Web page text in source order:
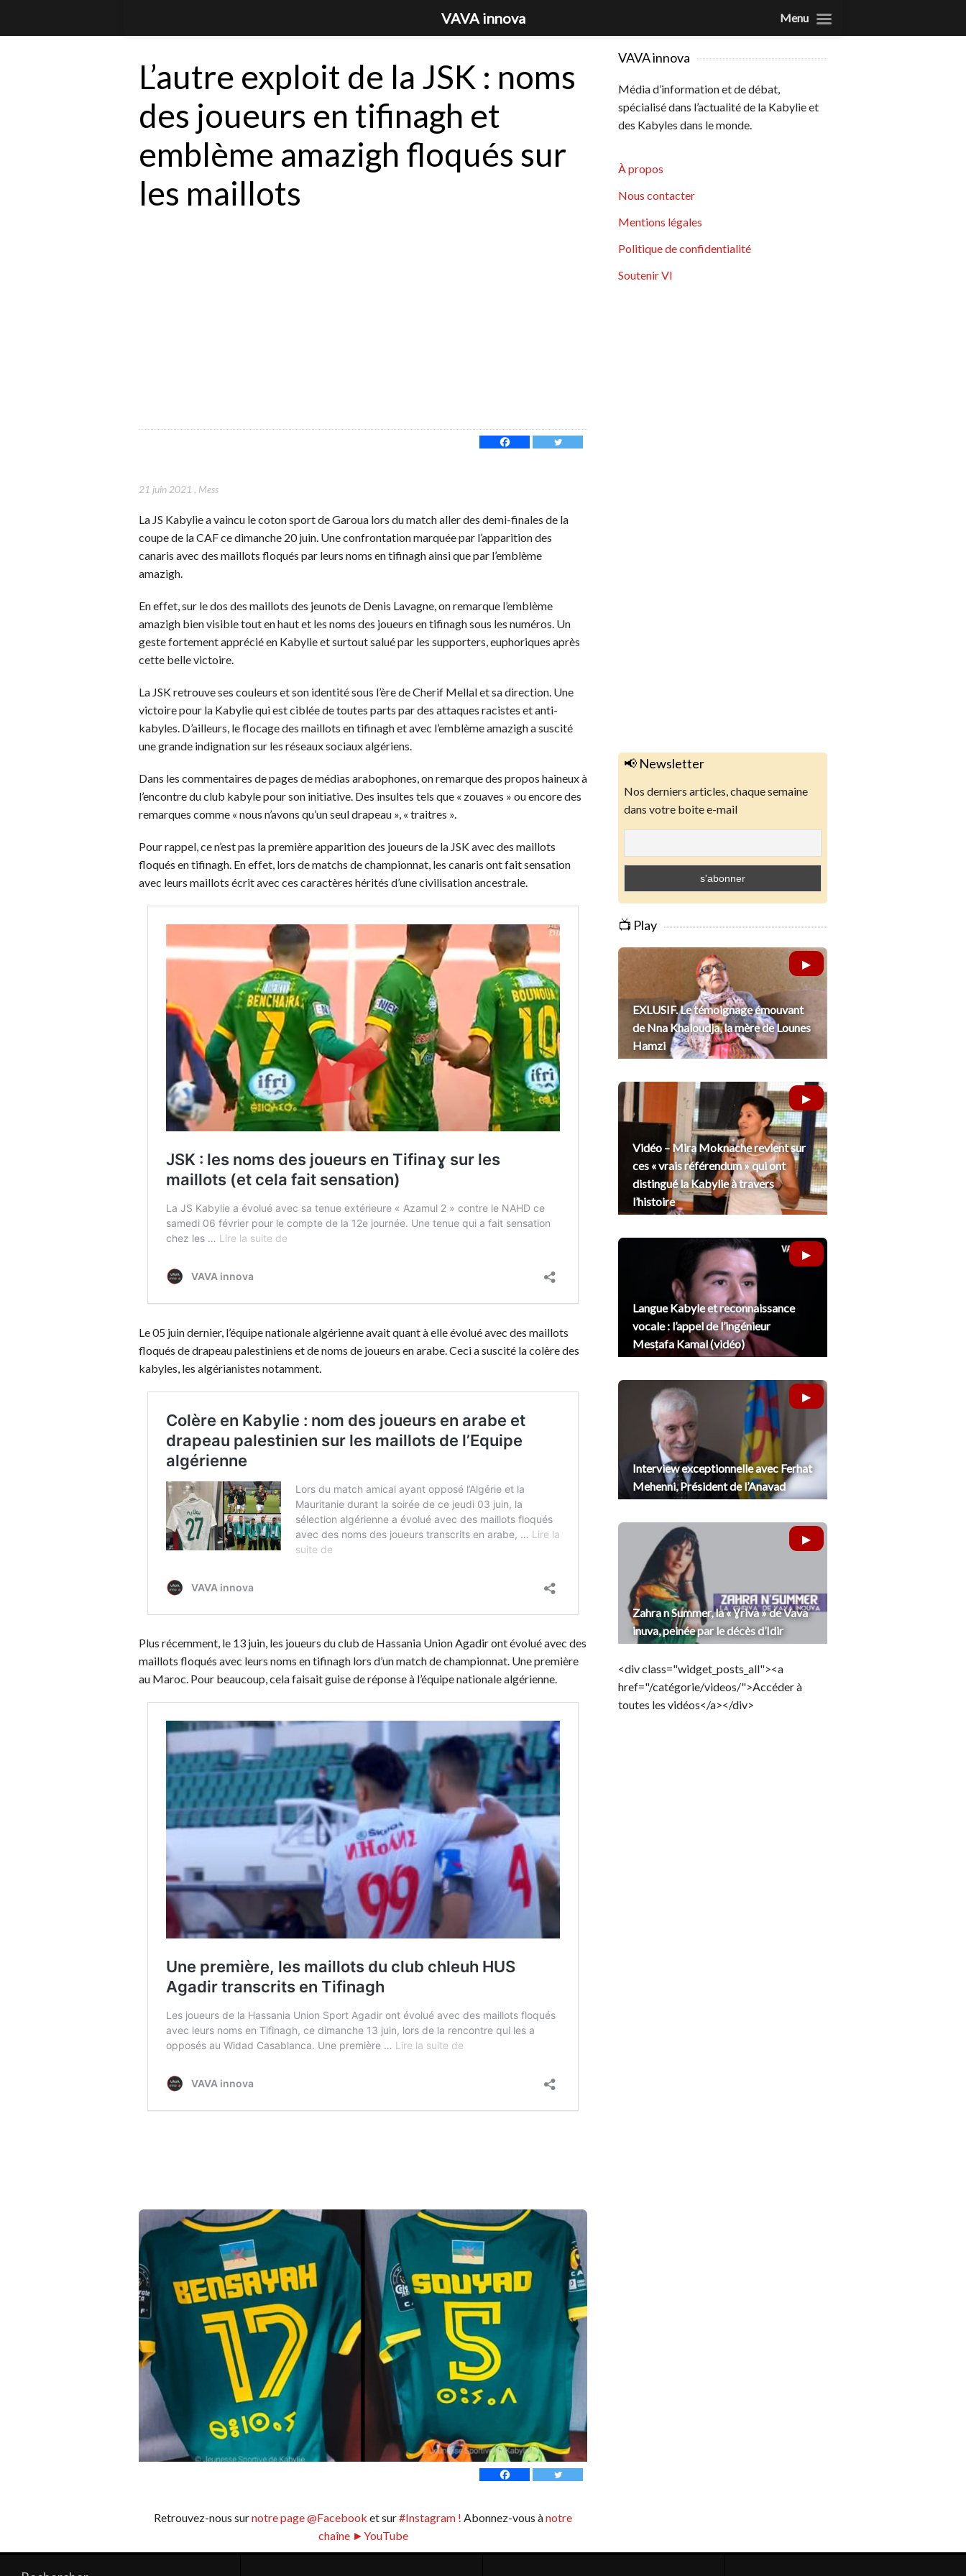
L’autre exploit de la JSK : noms
des joueurs en tifinagh et
emblème amazigh floqués sur
les maillots
21 juin 2021 , Mess
La JS Kabylie a vaincu le coton sport de Garoua lors du match aller des demi-finales de la
coupe de la CAF ce dimanche 20 juin. Une confrontation marquée par l’apparition des
canaris avec des maillots floqués par leurs noms en tifinagh ainsi que par l’emblème
amazigh.
En effet, sur le dos des maillots des jeunots de Denis Lavagne, on remarque l’emblème
amazigh bien visible tout en haut et les noms des joueurs en tifinagh sous les numéros. Un
geste fortement apprécié en Kabylie et surtout salué par les supporters, euphoriques après
cette belle victoire.
La JSK retrouve ses couleurs et son identité sous l’ère de Cherif Mellal et sa direction. Une
victoire pour la Kabylie qui est ciblée de toutes parts par des attaques racistes et anti-
kabyles. D’ailleurs, le flocage des maillots en tifinagh et avec l’emblème amazigh a suscité
une grande indignation sur les réseaux sociaux algériens.
Dans les commentaires de pages de médias arabophones, on remarque des propos haineux à
l’encontre du club kabyle pour son initiative. Des insultes tels que « zouaves » ou encore des
remarques comme « nous n’avons qu’un seul drapeau », « traitres ».
Pour rappel, ce n’est pas la première apparition des joueurs de la JSK avec des maillots
floqués en tifinagh. En effet, lors de matchs de championnat, les canaris ont fait sensation
avec leurs maillots écrit avec ces caractères hérités d’une civilisation ancestrale.
Le 05 juin dernier, l’équipe nationale algérienne avait quant à elle évolué avec des maillots
floqués de drapeau palestiniens et de noms de joueurs en arabe. Ceci a suscité la colère des
kabyles, les algérianistes notamment.
Plus récemment, le 13 juin, les joueurs du club de Hassania Union Agadir ont évolué avec des
maillots floqués avec leurs noms en tifinagh lors d’un match de championnat. Une première
au Maroc. Pour beaucoup, cela faisait guise de réponse à l’équipe nationale algérienne.
Retrouvez-nous surnotre page @Facebook et sur#Instagram ! Abonnez-vous ànotre
chaîne ►YouTube
VAVA innova
Média d’information et de débat,
spécialisé dans l’actualité de la Kabylie et
des Kabyles dans le monde.
À propos
Nous contacter
Mentions légales
Politique de confidentialité
Soutenir VI
📢 Newsletter
Nos derniers articles, chaque semaine
dans votre boite e-mail
📺 Play
EXLUSIF. Le témoignage émouvant
de Nna Khaloudja, la mère de Lounes
Hamzi
Vidéo – Mira Moknache revient sur
ces « vrais référendum » qui ont
distingué la Kabylie à travers
l’histoire
Langue Kabyle et reconnaissance
vocale : l’appel de l’ingénieur
Mesṭafa Kamal (vidéo)
Interview exceptionnelle avec Ferhat
Mehenni, Président de l’Anavad
Zahra n Summer, la « Ɣriva » de Vava
inuva, peinée par le décès d’Idir
<div class="widget_posts_all"><a
href="/catégorie/videos/">Accéder à
toutes les vidéos</a></div>
VAVA innova Menu